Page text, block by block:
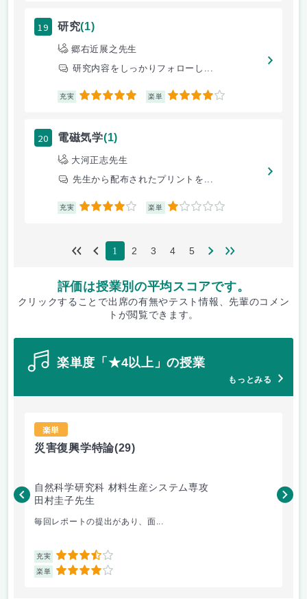
19 研究(1)
郷右近展之先生
研究内容をしっかりフォローし...
充実 5 楽単 4
20 電磁気学(1)
大河正志先生
先生から配布されたプリントを...
充実 4 楽単 1
1 2 3 4 5
評価は授業別の平均スコアです。
クリックすることで出席の有無やテスト情報、先輩のコメン
トが閲覧できます。
楽単度「★4以上」の授業
もっとみる
楽単
災害復興学特論(29)
自然科学研究科 材料生産システム専攻
田村圭子先生
毎回レポートの提出があり、面...
充実 3.5
楽単 4
新